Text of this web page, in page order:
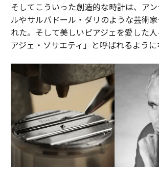
そしてこういった創造的な時計は、ア
ルやサルバドール・ダリのような芸術
れた。そして美しいピアジェを愛した
アジェ・ソサエティ」と呼ばれるように